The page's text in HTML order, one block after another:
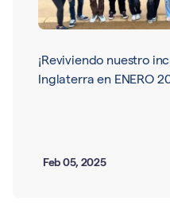
¡Reviviendo nuestro
Inglaterra en ENERO
Feb 05, 2025